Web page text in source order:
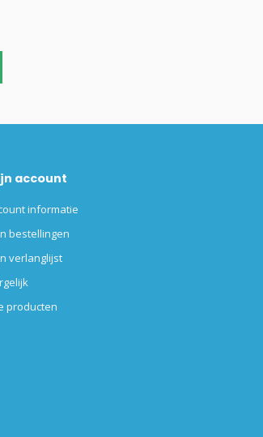
account
informatie
bestellingen
verlanglijst
producten